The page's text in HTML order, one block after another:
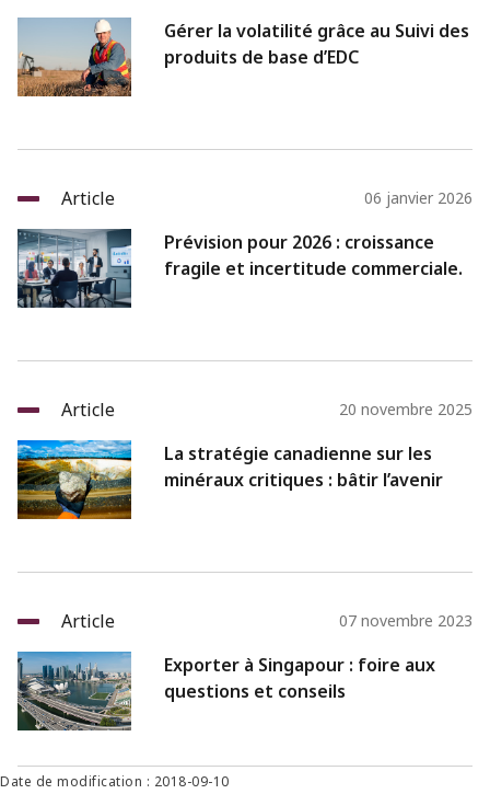
Gérer la volatilité grâce au Suivi des
produits de base d’EDC
Article 06 janvier 2026
Prévision pour 2026 : croissance
fragile et incertitude commerciale.
Article 20 novembre 2025
La stratégie canadienne sur les
minéraux critiques : bâtir l’avenir
Article 07 novembre 2023
Exporter à Singapour : foire aux
questions et conseils
Date de modification : 2018-09-10